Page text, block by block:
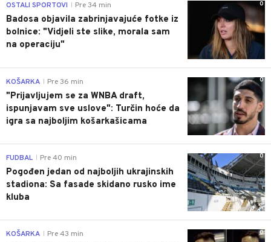
0
OSTALI SPORTOVI Pre 34 min
Badosa objavila zabrinjavajuće fotke iz
bolnice: "Vidjeli ste slike, morala sam
na operaciju"
0
KOŠARKA Pre 36 min
"Prijavljujem se za WNBA draft,
ispunjavam sve uslove": Turčin hoće da
igra sa najboljim košarkašicama
0
FUDBAL Pre 40 min
Pogođen jedan od najboljih ukrajinskih
stadiona: Sa fasade skidano rusko ime
kluba
0
KOŠARKA Pre 43 min